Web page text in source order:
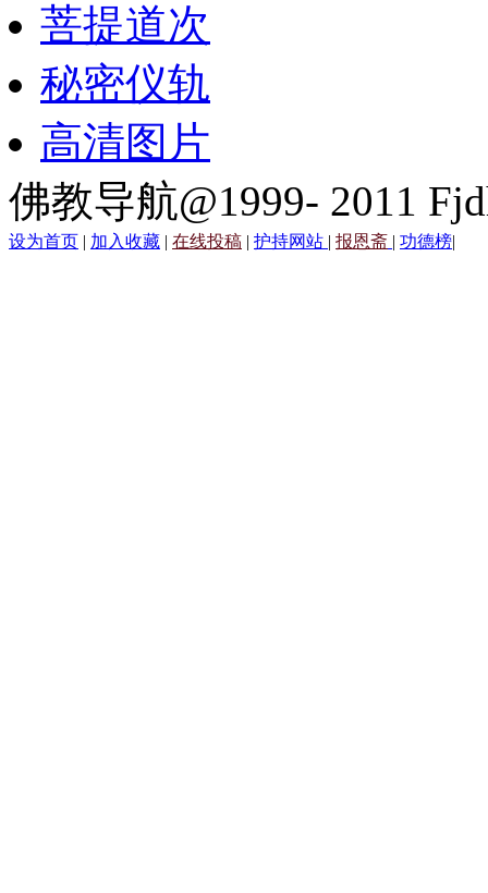
菩提道次
秘密仪轨
高清图片
佛教导航@1999- 2011
设为首页 | 加入收藏 | 在线投稿 | 护持网站 | 报恩斋 | 功德榜|